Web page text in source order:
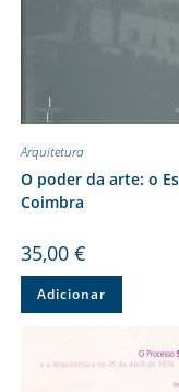
Arquitetura
O poder da arte: o
Coimbra
35,00 €
Adicionar